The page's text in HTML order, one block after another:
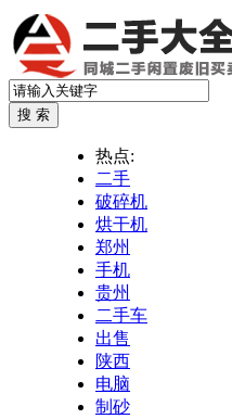
热点:
二手
破碎机
烘干机
郑州
手机
贵州
二手车
出售
陕西
电脑
制砂